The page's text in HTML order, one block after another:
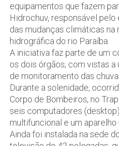
equipamentos que fazem
Hidrochuv, responsável
das mudanças climáticas na
hidrográfica do rio Paraíba.
A iniciativa faz parte de um
os dois órgãos, com vistas
de monitoramento das
Durante a solenidade,
Corpo de Bombeiros, no
seis computadores
multifuncional e um aparelho
Ainda foi instalada na sede